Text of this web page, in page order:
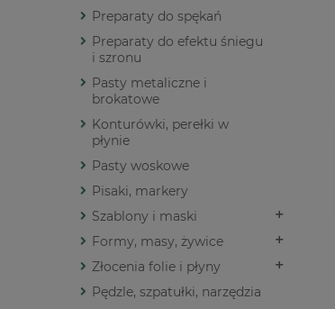
Preparaty do spękań
Preparaty do efektu śniegu
i szronu
Pasty metaliczne i
brokatowe
Konturówki, perełki w
płynie
Pasty woskowe
Pisaki, markery
Szablony i maski
Formy, masy, żywice
Złocenia folie i płyny
Pędzle, szpatułki, narzędzia